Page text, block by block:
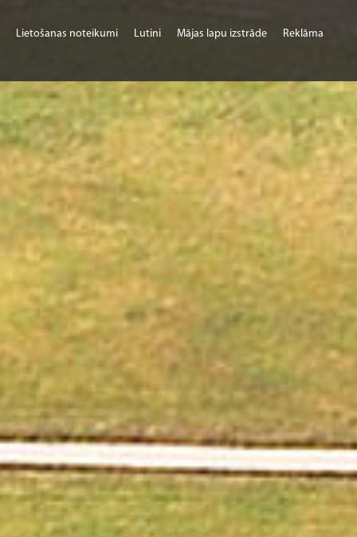
Lietošanas noteikumi Lutini Mājas lapu izstrāde Reklāma